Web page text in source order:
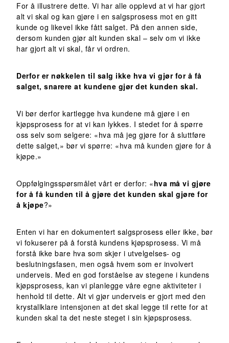
For å illustrere dette. Vi har alle opplevd at vi har gjort
alt vi skal og kan gjøre i en salgsprosess mot en gitt
kunde og likevel ikke fått salget. På den annen side,
dersom kunden gjør alt kunden skal – selv om vi ikke
har gjort alt vi skal, får vi ordren.
Derfor er nøkkelen til salg ikke hva vi gjør for å få
salget, snarere at kundene gjør det kunden skal.
Vi bør derfor kartlegge hva kundene må gjøre i en
kjøpsprosess for at vi kan lykkes. I stedet for å spørre
oss selv som selgere: «hva må jeg gjøre for å sluttføre
dette salget,» bør vi spørre: «hva må kunden gjøre for å
kjøpe.»
Oppfølgingsspørsmålet vårt er derfor: «hva må vi gjøre
for å få kunden til å gjøre det kunden skal gjøre for
å kjøpe?»
Enten vi har en dokumentert salgsprosess eller ikke, bør
vi fokuserer på å forstå kundens kjøpsprosess. Vi må
forstå ikke bare hva som skjer i utvelgelses- og
beslutningsfasen, men også hvem som er involvert
underveis. Med en god forståelse av stegene i kundens
kjøpsprosess, kan vi planlegge våre egne aktiviteter i
henhold til dette. Alt vi gjør underveis er gjort med den
krystallklare intensjonen at det skal legge til rette for at
kunden skal ta det neste steget i sin kjøpsprosess.